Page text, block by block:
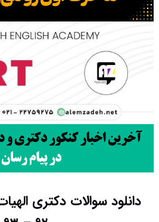
دانلود سوالات دکتری